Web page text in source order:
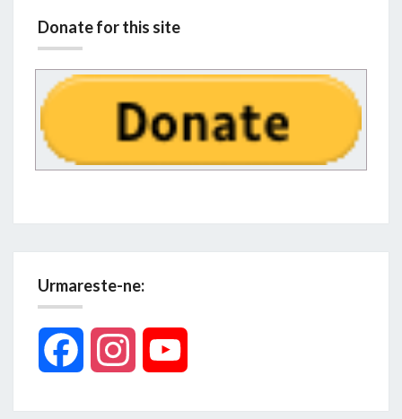
Donate for this site
Urmareste-ne:
Facebook Instagram